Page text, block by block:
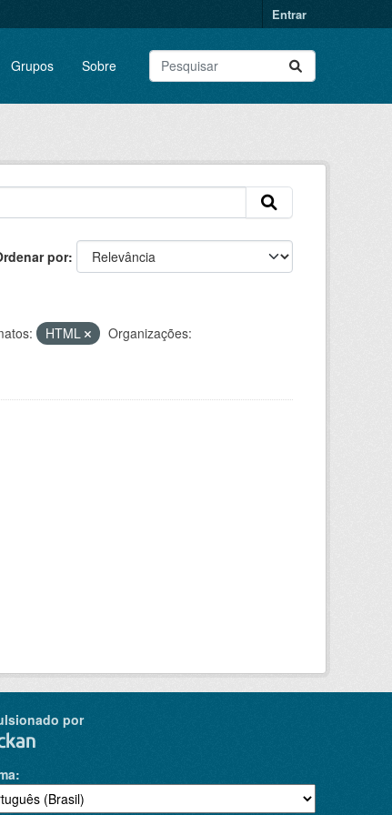
Entrar
Grupos Sobre
por
HTML
Organizações:
por